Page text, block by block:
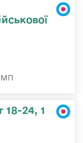
24, 1